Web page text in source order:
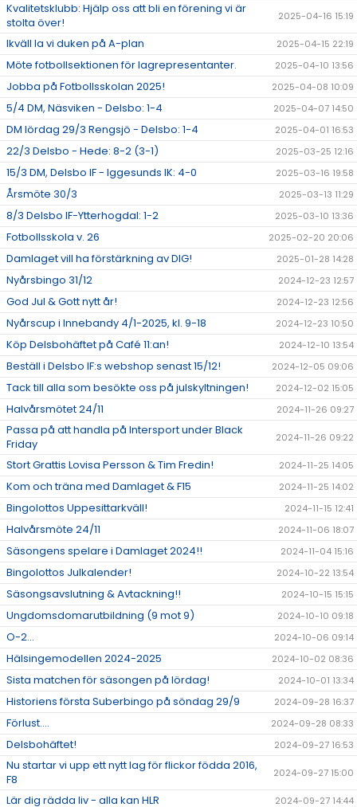
Kvalitetsklubb: Hjälp oss att bli en förening vi är
stolta över!
2025-04-16 15:19
Ikväll la vi duken på A-plan 2025-04-15 22:19
Möte fotbollsektionen för lagrepresentanter. 2025-04-10 13:56
Jobba på Fotbollsskolan 2025! 2025-04-08 10:09
5/4 DM, Näsviken - Delsbo: 1-4 2025-04-07 14:50
DM lördag 29/3 Rengsjö - Delsbo: 1-4 2025-04-01 16:53
22/3 Delsbo - Hede: 8-2 (3-1) 2025-03-25 12:16
15/3 DM, Delsbo IF - Iggesunds IK: 4-0 2025-03-16 19:58
Årsmöte 30/3 2025-03-13 11:29
8/3 Delsbo IF-Ytterhogdal: 1-2 2025-03-10 13:36
Fotbollsskola v. 26 2025-02-20 20:06
Damlaget vill ha förstärkning av DIG! 2025-01-28 14:28
Nyårsbingo 31/12 2024-12-23 12:57
God Jul & Gott nytt år! 2024-12-23 12:56
Nyårscup i Innebandy 4/1-2025, kl. 9-18 2024-12-23 10:50
Köp Delsbohäftet på Café 11:an! 2024-12-10 13:54
Beställ i Delsbo IF:s webshop senast 15/12! 2024-12-05 09:06
Tack till alla som besökte oss på julskyltningen! 2024-12-02 15:05
Halvårsmötet 24/11 2024-11-26 09:27
Passa på att handla på Intersport under Black
Friday
2024-11-26 09:22
Stort Grattis Lovisa Persson & Tim Fredin! 2024-11-25 14:05
Kom och träna med Damlaget & F15 2024-11-25 14:02
Bingolottos Uppesittarkväll! 2024-11-15 12:41
Halvårsmöte 24/11 2024-11-06 18:07
Säsongens spelare i Damlaget 2024!! 2024-11-04 15:16
Bingolottos Julkalender! 2024-10-22 13:54
Säsongsavslutning & Avtackning!! 2024-10-15 15:15
Ungdomsdomarutbildning (9 mot 9) 2024-10-10 09:18
O-2... 2024-10-06 09:14
Hälsingemodellen 2024-2025 2024-10-02 08:36
Sista matchen för säsongen på lördag! 2024-10-01 13:34
Historiens första Suberbingo på söndag 29/9 2024-09-28 16:37
Förlust.... 2024-09-28 08:33
Delsbohäftet! 2024-09-27 16:53
Nu startar vi upp ett nytt lag för flickor födda 2016,
F8
2024-09-27 15:00
Lär dig rädda liv - alla kan HLR 2024-09-27 14:44